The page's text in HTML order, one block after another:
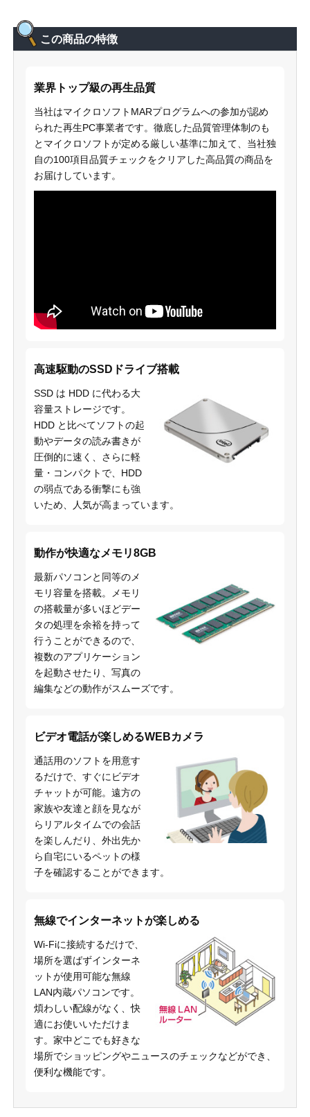
この商品の特徴
業界トップ級の再生品質
当社はマイクロソフトMARプログラムへの参加が認め
られた再生PC事業者です。徹底した品質管理体制のも
とマイクロソフトが定める厳しい基準に加えて、当社独
自の100項目品質チェックをクリアした高品質の商品を
お届けしています。
高速駆動のSSDドライブ搭載
SSD は HDD に代わる大
容量ストレージです。
HDD と比べてソフトの起
動やデータの読み書きが
圧倒的に速く、さらに軽
量・コンパクトで、HDD
の弱点である衝撃にも強
いため、人気が高まっています。
動作が快適なメモリ8GB
最新パソコンと同等のメ
モリ容量を搭載。メモリ
の搭載量が多いほどデー
タの処理を余裕を持って
行うことができるので、
複数のアプリケーション
を起動させたり、写真の
編集などの動作がスムーズです。
ビデオ電話が楽しめるWEBカメラ
通話用のソフトを用意す
るだけで、すぐにビデオ
チャットが可能。遠方の
家族や友達と顔を見なが
らリアルタイムでの会話
を楽しんだり、外出先か
ら自宅にいるペットの様
子を確認することができます。
無線でインターネットが楽しめる
Wi-Fiに接続するだけで、
場所を選ばずインターネ
ットが使用可能な無線
LAN内蔵パソコンです。
煩わしい配線がなく、快
適にお使いいただけま
す。家中どこでも好きな
場所でショッピングやニュースのチェックなどができ、
便利な機能です。